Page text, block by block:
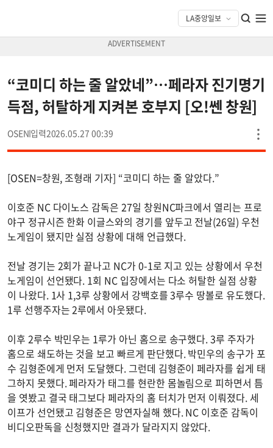
“코미디 하는 줄 알았네”…페라자 진기명기
득점, 허탈하게 지켜본 호부지 [오!쎈 창원]
OSEN 2026.05.27 00:39
[OSEN=창원, 조형래 기자] “코미디 하는 줄 알았다.”
이호준 NC 다이노스 감독은 27일 창원NC파크에서 열리는 프로
야구 정규시즌 한화 이글스와의 경기를 앞두고 전날(26일) 우천
노게임이 됐지만 실점 상황에 대해 언급했다.
전날 경기는 2회가 끝나고 NC가 0-1로 지고 있는 상황에서 우천
노게임이 선언됐다. 1회 NC 입장에서는 다소 허탈한 실점 상황
이 나왔다. 1사 1,3루 상황에서 강백호를 3루수 땅볼로 유도했다.
1루 선행주자는 2루에서 아웃됐다.
이후 2루수 박민우는 1루가 아닌 홈으로 송구했다. 3루 주자가
홈으로 쇄도하는 것을 보고 빠르게 판단했다. 박민우의 송구가 포
수 김형준에게 먼저 도달했다. 그런데 김형준이 페라자를 쉽게 태
그하지 못했다. 페라자가 태그를 현란한 몸놀림으로 피하면서 틈
을 엿봤고 결국 태그보다 페라자의 홈 터치가 먼저 이뤄졌다. 세
이프가 선언됐고 김형준은 망연자실해 했다. NC 이호준 감독이
비디오판독을 신청했지만 결과가 달라지지 않았다.